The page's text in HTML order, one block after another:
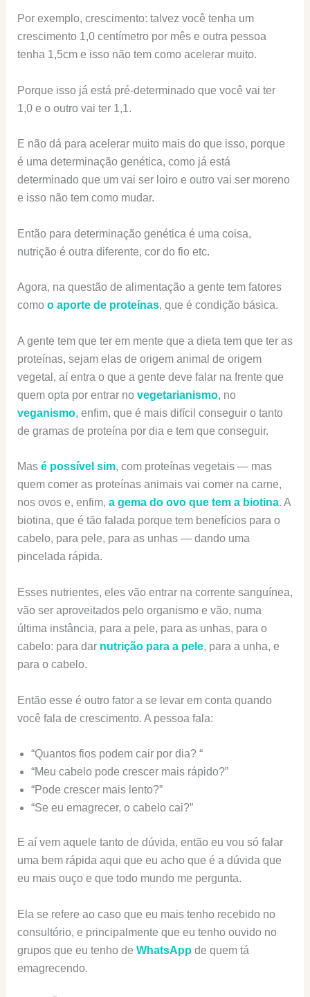
Por exemplo, crescimento: talvez você tenha um
crescimento 1,0 centímetro por mês e outra pessoa
tenha 1,5cm e isso não tem como acelerar muito.
Porque isso já está pré-determinado que você vai ter
1,0 e o outro vai ter 1,1.
E não dá para acelerar muito mais do que isso, porque
é uma determinação genética, como já está
determinado que um vai ser loiro e outro vai ser moreno
e isso não tem como mudar.
Então para determinação genética é uma coisa,
nutrição é outra diferente, cor do fio etc.
Agora, na questão de alimentação a gente tem fatores
como o aporte de proteínas, que é condição básica.
A gente tem que ter em mente que a dieta tem que ter as
proteínas, sejam elas de origem animal de origem
vegetal, aí entra o que a gente deve falar na frente que
quem opta por entrar no vegetarianismo, no
veganismo, enfim, que é mais difícil conseguir o tanto
de gramas de proteína por dia e tem que conseguir.
Mas é possível sim, com proteínas vegetais — mas
quem comer as proteínas animais vai comer na carne,
nos ovos e, enfim, a gema do ovo que tem a biotina. A
biotina, que é tão falada porque tem benefícios para o
cabelo, para pele, para as unhas — dando uma
pincelada rápida.
Esses nutrientes, eles vão entrar na corrente sanguínea,
vão ser aproveitados pelo organismo e vão, numa
última instância, para a pele, para as unhas, para o
cabelo: para dar nutrição para a pele, para a unha, e
para o cabelo.
Então esse é outro fator a se levar em conta quando
você fala de crescimento. A pessoa fala:
“Quantos fios podem cair por dia? “
“Meu cabelo pode crescer mais rápido?”
“Pode crescer mais lento?”
“Se eu emagrecer, o cabelo cai?”
E aí vem aquele tanto de dúvida, então eu vou só falar
uma bem rápida aqui que eu acho que é a dúvida que
eu mais ouço e que todo mundo me pergunta.
Ela se refere ao caso que eu mais tenho recebido no
consultório, e principalmente que eu tenho ouvido no
grupos que eu tenho de WhatsAppde quem tá
emagrecendo.